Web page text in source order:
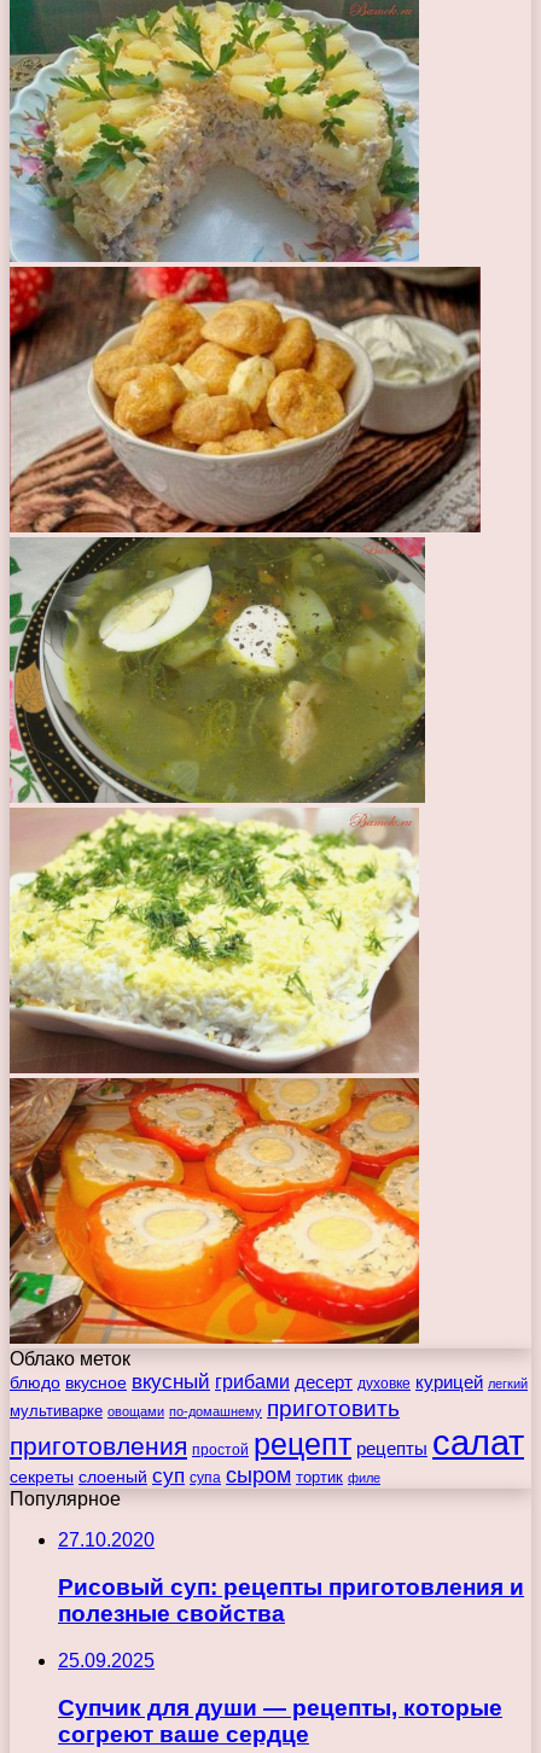
Облако меток
блюдо вкусное вкусный грибами десерт духовке курицей легкий
мультиварке овощами по-домашнему приготовить
приготовления простой рецепт рецепты салат
секреты слоеный суп супа сыром тортик филе
Популярное
27.10.2020
Рисовый суп: рецепты приготовления и
полезные свойства
25.09.2025
Супчик для души — рецепты, которые
согреют ваше сердце